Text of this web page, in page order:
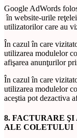
Google AdWords
în website-urile
utilizatorilor care au
În cazul în care
utilizarea modulelor
afişarea anunţurilor
În cazul în care
utilizarea modulelor
aceştia pot dezactiva
8. FACTURARE
ALE COLETULUI